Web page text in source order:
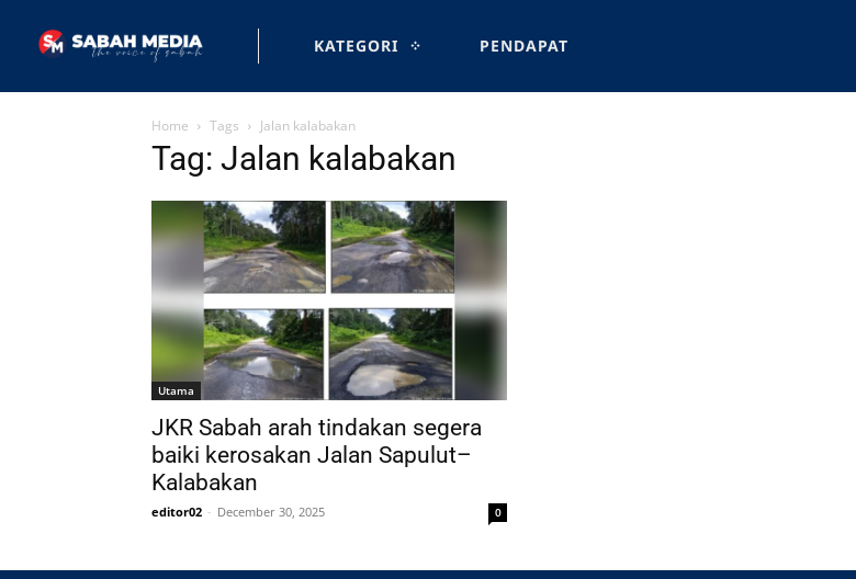
KATEGORI PENDAPAT
Home Tags Jalan kalabakan
Tag: Jalan kalabakan
Utama
JKR Sabah arah tindakan segera
baiki kerosakan Jalan Sapulut–
Kalabakan
editor02 - December 30, 2025 0